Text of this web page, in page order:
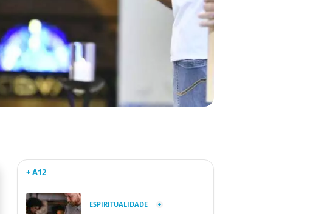
+ A12
ESPIRITUALIDADE